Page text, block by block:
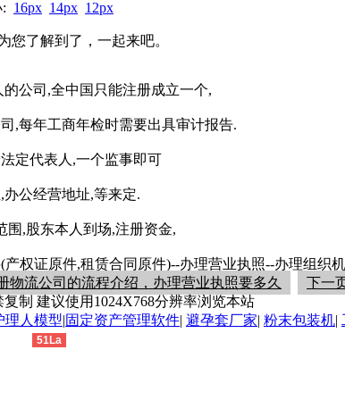
16px 14px 12px
了解到了，一起来吧。
公司,全中国只能注册成立一个,
每年工商年检时需要出具审计报告.
定代表人,一个监事即可
公经营地址,等来定.
,股东本人到场,注册资金,
证原件,租赁合同原件)--办理营业执照--办理组织
物流公司的流程介绍，办理营业执照要多久
下一
制 建议使用1024X768分辨率浏览本站
理人模型|固定资产管理软件| 避孕套厂家| 粉末包装机|
51La